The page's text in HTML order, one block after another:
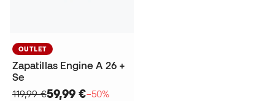
OUTLET
Zapatillas Engine A 26 +
Se
119,99 €59,99 €−50%